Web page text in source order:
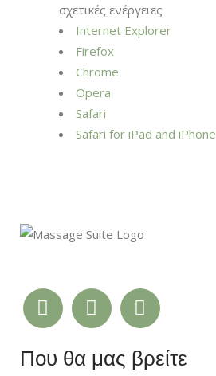
σχετικές ενέργειες
Internet Explorer
Firefox
Chrome
Opera
Safari
Safari for iPad and iPhone
Που θα μας βρείτε